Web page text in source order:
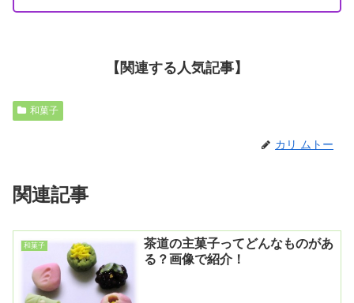
【関連する人気記事】
和菓子
カリ ムトー
関連記事
和菓子
茶道の主菓子ってどんなものがあ
る？画像で紹介！